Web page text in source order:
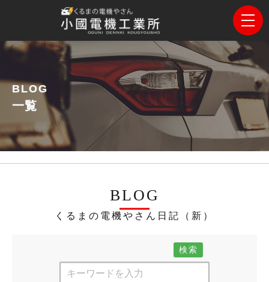
BLOG
一覧
BLOG
くるまの電機やさん日記（新）
検索